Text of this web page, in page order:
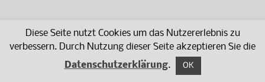
Diese Seite nutzt Cookies um das Nutzererlebnis zu
verbessern. Durch Nutzung dieser Seite akzeptieren Sie die
Datenschutzerklärung. OK